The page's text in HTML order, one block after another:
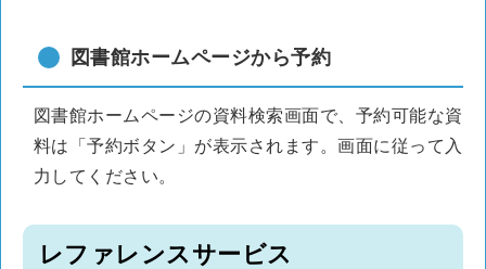
図書館ホームページから予約
図書館ホームページの資料検索画面で、予約可能な資
料は「予約ボタン」が表示されます。画面に従って入
力してください。
レファレンスサービス